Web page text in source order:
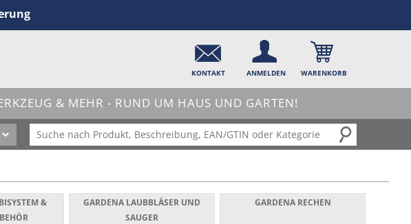
KONTAKT ANMELDEN WARENKORB
& MEHR - RUND UM HAUS UND GARTEN!
&
GARDENA LAUBBLÄSER UND
SAUGER
GARDENA RECHEN